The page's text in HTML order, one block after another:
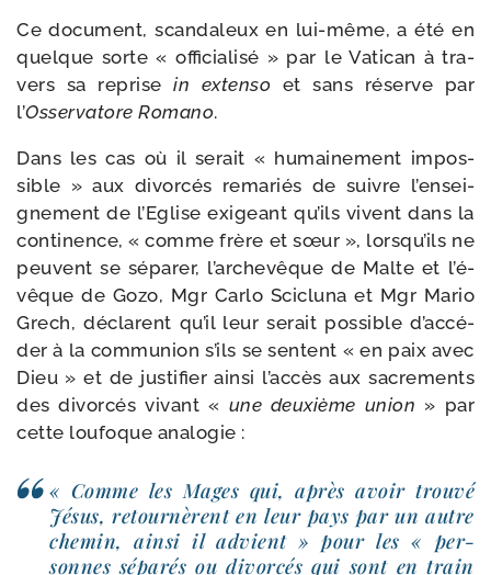
Ce docu­ment, scan­da­leux en lui-​même, a été en
quelque sorte « offi­cia­li­sé » par le Vatican à tra­
vers sa reprise in exten­so et sans réserve par
l’Osservatore Romano.
Dans les cas où il serait « humai­ne­ment impos­
sible » aux divor­cés rema­riés de suivre l’en­sei­
gne­ment de l’Eglise exi­geant qu’ils vivent dans la
conti­nence, « comme frère et sœur », lors­qu’ils ne
peuvent se sépa­rer, l’ar­che­vêque de Malte et l’é­
vêque de Gozo, Mgr Carlo Scicluna et Mgr Mario
Grech, déclarent qu’il leur serait pos­sible d’ac­cé­
der à la com­mu­nion s’ils se sentent « en paix avec
Dieu » et de jus­ti­fier ain­si l’ac­cès aux sacre­ments
des divor­cés vivant « une deuxième union » par
cette lou­foque analogie :
« Comme les Mages qui, après avoir trou­vé
Jésus, retour­nèrent en leur pays par un autre
che­min, ain­si il advient » pour les « per­
sonnes sépa­rés ou divor­cés qui sont en train